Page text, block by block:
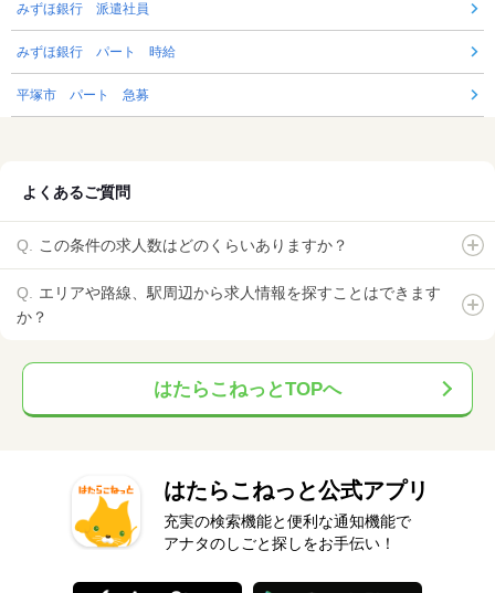
みずほ銀行 派遣社員
みずほ銀行 パート 時給
平塚市 パート 急募
よくあるご質問
この条件の求人数はどのくらいありますか？
エリアや路線、駅周辺から求人情報を探すことはできます
か？
はたらこねっとTOPへ
はたらこねっと公式アプリ
充実の検索機能と便利な通知機能で
アナタのしごと探しをお手伝い！